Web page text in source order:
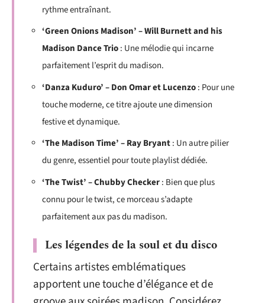
rythme entraînant.
‘Green Onions Madison’ – Will Burnett and his
Madison Dance Trio: Une mélodie qui incarne
parfaitement l’esprit du madison.
‘Danza Kuduro’ – Don Omar et Lucenzo: Pour une
touche moderne, ce titre ajoute une dimension
festive et dynamique.
‘The Madison Time’ – Ray Bryant: Un autre pilier
du genre, essentiel pour toute playlist dédiée.
‘The Twist’ – Chubby Checker: Bien que plus
connu pour le twist, ce morceau s’adapte
parfaitement aux pas du madison.
Les légendes de la soul et du disco
Certains artistes emblématiques
apportent une touche d’élégance et de